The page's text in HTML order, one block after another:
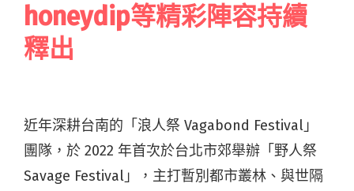
honeydip等精彩陣容持續
釋出
近年深耕台南的「浪人祭 Vagabond Festival」
團隊，於 2022 年首次於台北市郊舉辦「野人祭
Savage Festival 」，主打暫別都市叢林、與世隔